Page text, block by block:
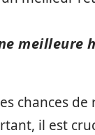
meilleure
chances
il est